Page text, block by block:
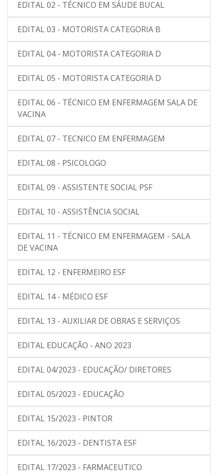
EDITAL 02 - TÉCNICO EM SÁUDE BUCAL
EDITAL 03 - MOTORISTA CATEGORIA B
EDITAL 04 - MOTORISTA CATEGORIA D
EDITAL 05 - MOTORISTA CATEGORIA D
EDITAL 06 - TÉCNICO EM ENFERMAGEM SALA DE
VACINA
EDITAL 07 - TECNICO EM ENFERMAGEM
EDITAL 08 - PSICOLOGO
EDITAL 09 - ASSISTENTE SOCIAL PSF
EDITAL 10 - ASSISTÊNCIA SOCIAL
EDITAL 11 - TÉCNICO EM ENFERMAGEM - SALA
DE VACINA
EDITAL 12 - ENFERMEIRO ESF
EDITAL 14 - MÉDICO ESF
EDITAL 13 - AUXILIAR DE OBRAS E SERVIÇOS
EDITAL EDUCAÇÃO - ANO 2023
EDITAL 04/2023 - EDUCAÇÃO/ DIRETORES
EDITAL 05/2023 - EDUCAÇÃO
EDITAL 15/2023 - PINTOR
EDITAL 16/2023 - DENTISTA ESF
EDITAL 17/2023 - FARMACEUTICO